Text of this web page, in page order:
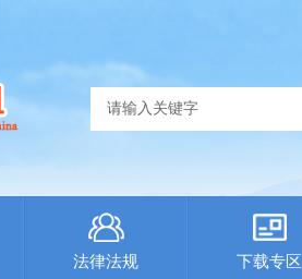
法律法规 下载专区